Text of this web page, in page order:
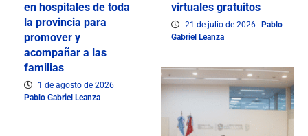
en hospitales de toda
la provincia para
promover y
acompañar a las
familias
1 de agosto de 2026
Pablo Gabriel Leanza
virtuales gratuitos
21 de julio de 2026
Pablo
Gabriel Leanza